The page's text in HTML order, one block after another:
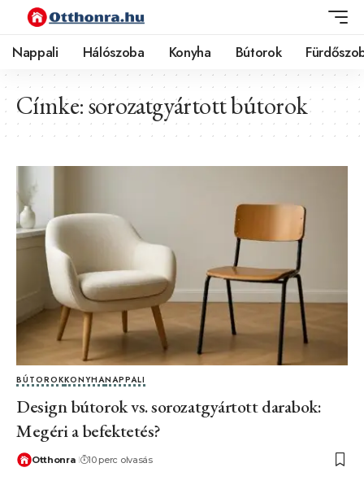
Nappali Hálószoba Konyha Bútorok
Címke:sorozatgyártott bútorok
BÚTOROKKONYHANAPPALI
Design bútorok vs. sorozatgyártott darabok:
Megéri a befektetés?
Otthonra 10 perc olvasás